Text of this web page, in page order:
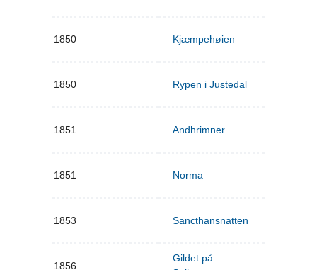
1850 Kjæmpehøien
1850 Rypen i Justedal
1851 Andhrimner
1851 Norma
1853 Sancthansnatten
1856
Gildet på